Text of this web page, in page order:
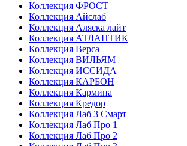
Коллекция ФРОСТ
Коллекция Айслаб
Коллекция Аляска лайт
Коллекция АТЛАНТИК
Коллекция Верса
Коллекция ВИЛЬЯМ
Коллекция ИССИДА
Коллекция КАРБОН
Коллекция Кармина
Коллекция Кредор
Коллекция Лаб 3 Смарт
Коллекция Лаб Про 1
Коллекция Лаб Про 2